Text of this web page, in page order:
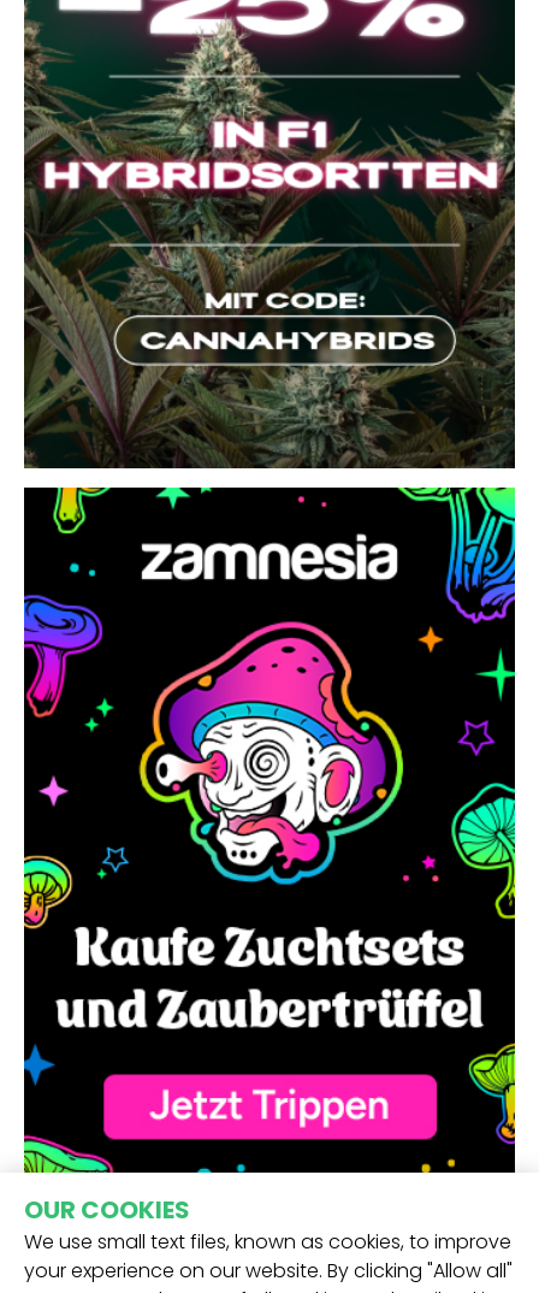
OUR COOKIES
We use small text files, known as cookies, to improve
your experience on our website. By clicking "Allow all"